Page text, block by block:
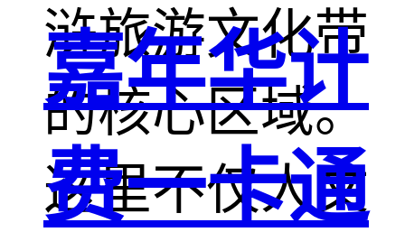
浒旅游文化带
的核心区域。
这里不仅人文
嘉年华计
费一卡通